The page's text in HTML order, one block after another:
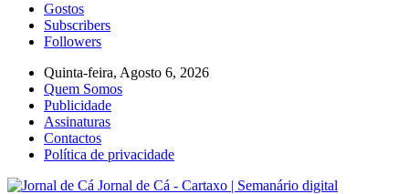
Gostos
Subscribers
Followers
Quinta-feira, Agosto 6, 2026
Quem Somos
Publicidade
Assinaturas
Contactos
Política de privacidade
Jornal de Cá - Cartaxo | Semanário digital